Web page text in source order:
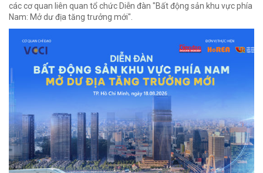
các cơ quan liên quan tổ chức Diễn đàn "Bất động sản khu vực phía
Nam: Mở dư địa tăng trưởng mới".